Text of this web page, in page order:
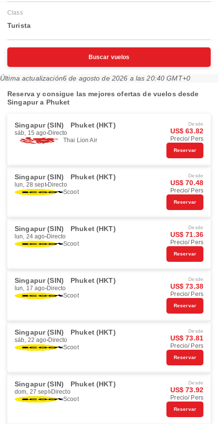
Class
Turista
Buscar vuelos
Última actualización6 de agosto de 2026 a las 20:40 GMT+0
Reserva y consigue las mejores ofertas de vuelos desde
Singapur a Phuket
Singapur (SIN) Phuket (HKT)
sáb, 15 ago Directo
Thai Lion Air
Desde
US$ 63.82
Precio/ Pers
Reservar
Singapur (SIN) Phuket (HKT)
lun, 28 sept Directo
Scoot
Desde
US$ 70.48
Precio/ Pers
Reservar
Singapur (SIN) Phuket (HKT)
lun, 24 ago Directo
Scoot
Desde
US$ 71.36
Precio/ Pers
Reservar
Singapur (SIN) Phuket (HKT)
lun, 17 ago Directo
Scoot
Desde
US$ 73.38
Precio/ Pers
Reservar
Singapur (SIN) Phuket (HKT)
sáb, 22 ago Directo
Scoot
Desde
US$ 73.81
Precio/ Pers
Reservar
Singapur (SIN) Phuket (HKT)
dom, 27 sept Directo
Scoot
Desde
US$ 73.92
Precio/ Pers
Reservar